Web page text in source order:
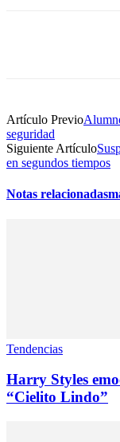
Artículo Previo
seguridad
Siguiente Artículo
en segundos tiempos
Notas relacionadas
Tendencias
Harry Styles
“Cielito Lindo”